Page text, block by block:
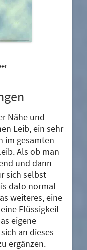
Nähe und
Leib, ein sehr
im gesamten
Als ob man
und dann
sich selbst
dato normal
weiteres, eine
Flüssigkeit
eigene
an dieses
ergänzen.